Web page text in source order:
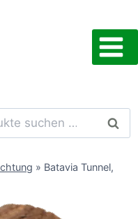
» Batavia Tunnel,